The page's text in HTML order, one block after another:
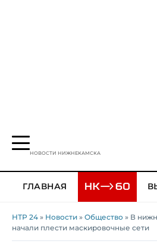
НОВОСТИ НИЖНЕКАМСКА
ГЛАВНАЯ
НТР 24 » Новости » Общество » В
начали плести маскировочные сети